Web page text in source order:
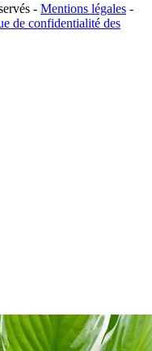
- Mentions légales -
de confidentialité des